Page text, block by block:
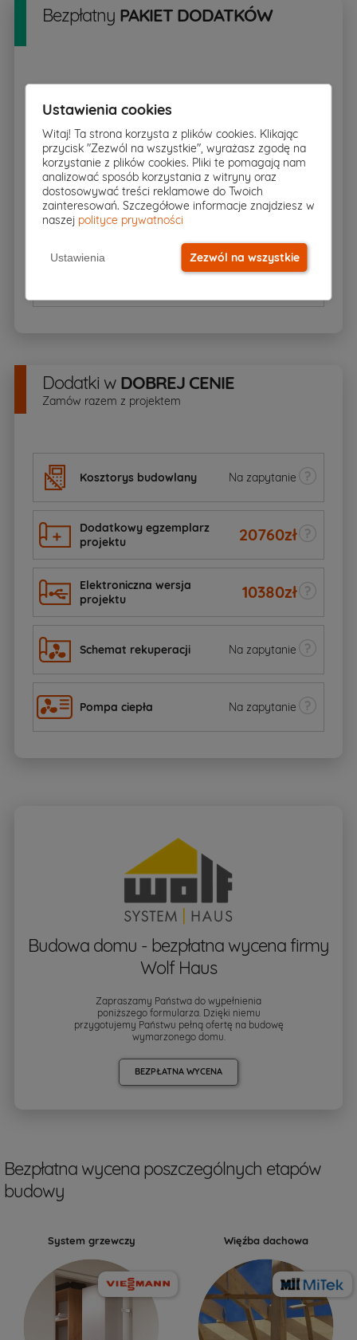
Bezpłatny PAKIET DODATKÓW
Rzut w skali 1:500
Zgoda na zmiany
Dziennik budowy
Dodatki w DOBREJ CENIE
Zamów razem z projektem
Kosztorys budowlany Na zapytanie
Dodatkowy egzemplarz
projektu
20760zł
Elektroniczna wersja
projektu
10380zł
Schemat rekuperacji Na zapytanie
Pompa ciepła Na zapytanie
Budowa domu - bezpłatna wycena firmy
Wolf Haus
Zapraszamy Państwa do wypełnienia
poniższego formularza. Dzięki niemu
przygotujemy Państwu pełną ofertę na budowę
wymarzonego domu.
BEZPŁATNA WYCENA
Bezpłatna wycena poszczególnych etapów
budowy
System grzewczy Więźba dachowa
Ustawienia cookies
Witaj! Ta strona korzysta z plików cookies. Klikając
przycisk "Zezwól na wszystkie", wyrażasz zgodę na
korzystanie z plików cookies. Pliki te pomagają nam
analizować sposób korzystania z witryny oraz
dostosowywać treści reklamowe do Twoich
zainteresowań. Szczegółowe informacje znajdziesz w
naszej polityce prywatności
Ustawienia Zezwól na wszystkie